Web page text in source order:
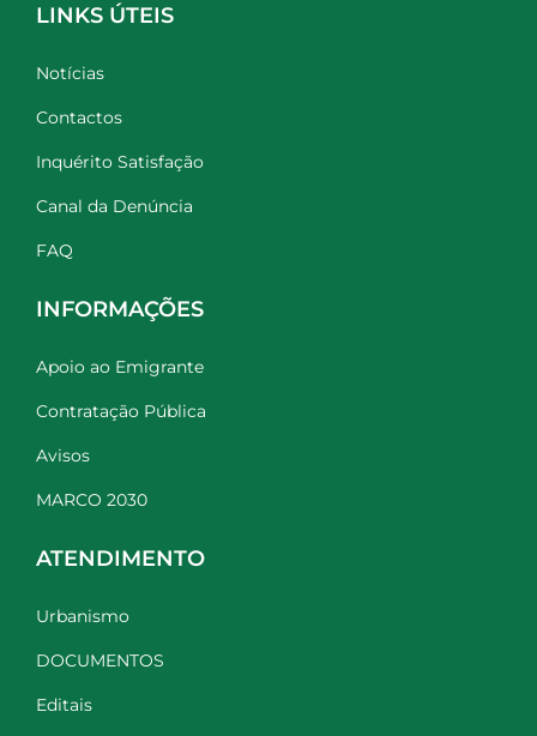
LINKS ÚTEIS
Notícias
Contactos
Inquérito Satisfação
Canal da Denúncia
FAQ
INFORMAÇÕES
Apoio ao Emigrante
Contratação Pública
Avisos
MARCO 2030
ATENDIMENTO
Urbanismo
DOCUMENTOS
Editais